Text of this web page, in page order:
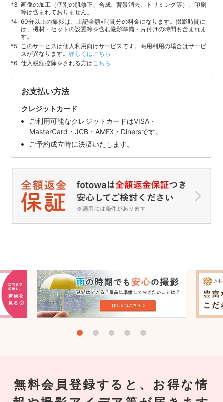
画像の加工（個別の肌修正、合成、背景消去、トリミング等）、印刷
等は含まれておりません。
60分以上の撮影は、上記金額×時間分の料金になります。撮影時間に
は、機材・セットの設置等を含む撮影準備・片付けの時間も含まれま
す。
このサービスは個人利用向けサービスです。商用利用の場合はサービ
スが異なります。詳しくはこちら
仕入税額控除をされる方は こちら
お支払い方法
クレジットカード
ご利用可能なクレジットカードはVISA・
MasterCard・JCB・AMEX・Dinersです。
ご予約成立時に決済いたします。
無料会員登録すると、お得な情